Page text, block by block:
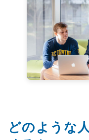
どのような